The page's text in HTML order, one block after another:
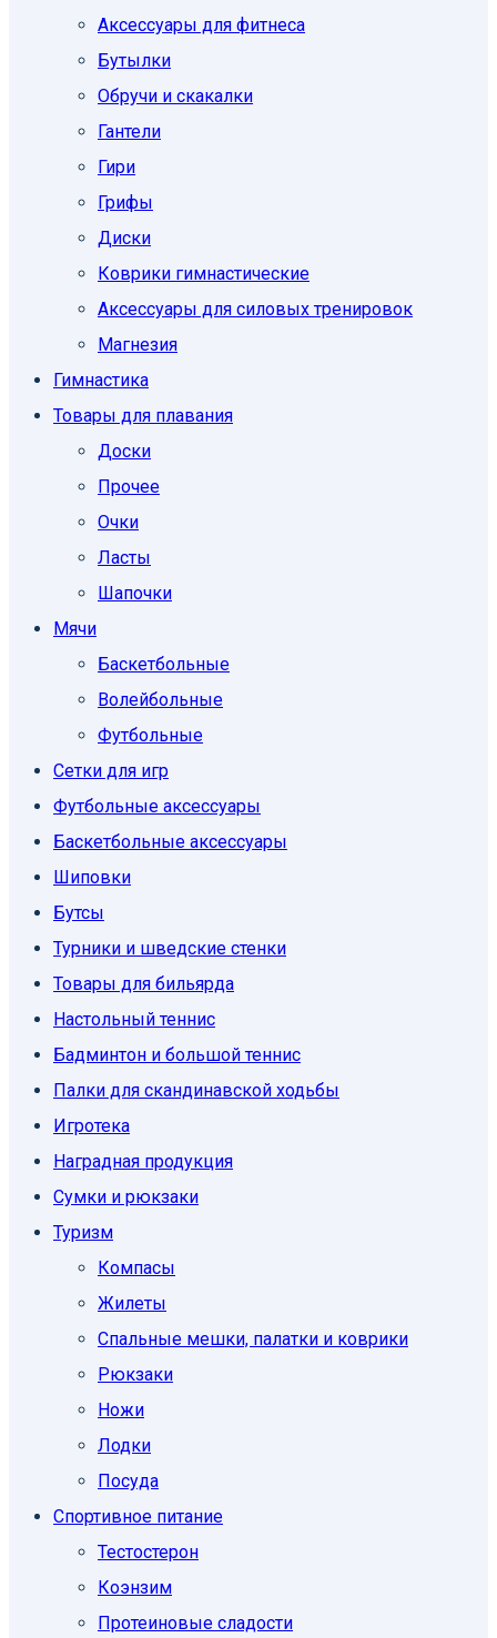
Аксессуары для фитнеса
Бутылки
Обручи и скакалки
Гантели
Гири
Грифы
Диски
Коврики гимнастические
Аксессуары для силовых тренировок
Магнезия
Гимнастика
Товары для плавания
Доски
Прочее
Очки
Ласты
Шапочки
Мячи
Баскетбольные
Волейбольные
Футбольные
Сетки для игр
Футбольные аксессуары
Баскетбольные аксессуары
Шиповки
Бутсы
Турники и шведские стенки
Товары для бильярда
Настольный теннис
Бадминтон и большой теннис
Палки для скандинавской ходьбы
Игротека
Наградная продукция
Сумки и рюкзаки
Туризм
Компасы
Жилеты
Спальные мешки, палатки и коврики
Рюкзаки
Ножи
Лодки
Посуда
Спортивное питание
Тестостерон
Коэнзим
Протеиновые сладости